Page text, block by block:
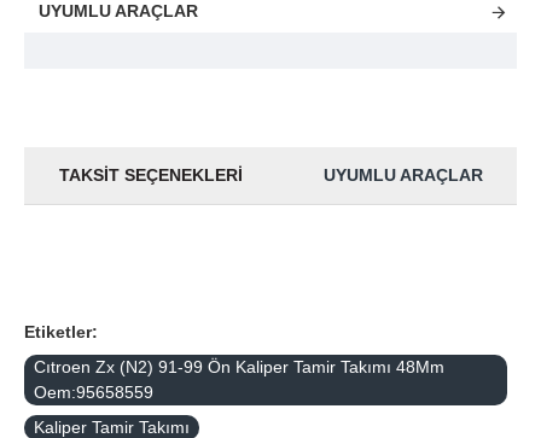
UYUMLU ARAÇLAR
TAKSIT SEÇENEKLERI UYUMLU ARAÇLAR
Etiketler:
Cıtroen Zx (N2) 91-99 Ön Kaliper Tamir Takımı 48Mm
Oem:95658559
Kaliper Tamir Takımı